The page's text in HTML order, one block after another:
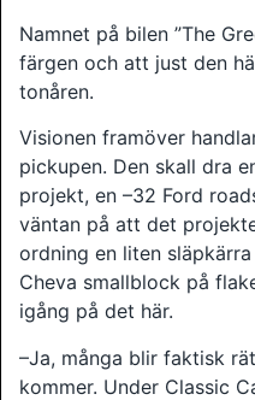
Namnet på bilen ”The
färgen och att just den
tonåren.
Visionen framöver
pickupen. Den skall dra
projekt, en –32 Ford
väntan på att det
ordning en liten
Cheva smallblock på
igång på det här.
–Ja, många blir faktisk
kommer. Under Classic